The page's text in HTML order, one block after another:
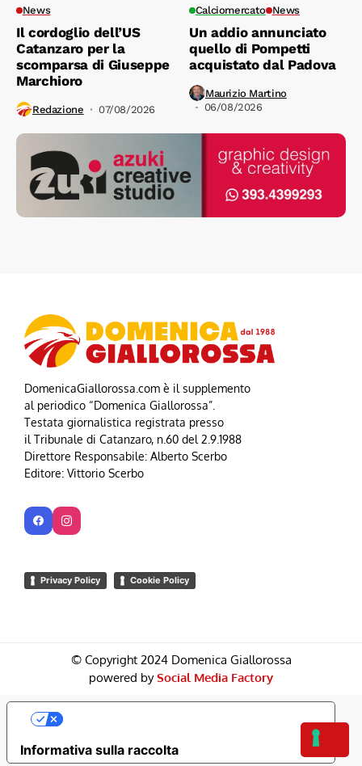
News
Il cordoglio dell’US
Catanzaro per la
scomparsa di Giuseppe
Marchioro
Redazione 07/08/2026
Calciomercato News
Un addio annunciato
quello di Pompetti
acquistato dal Padova
Maurizio Martino
06/08/2026
DomenicaGiallorossa.com è il supplemento
al periodico “Domenica Giallorossa”.
Testata giornalistica registrata presso
il Tribunale di Catanzaro, n.60 del 2.9.1988
Direttore Responsabile: Alberto Scerbo
Editore: Vittorio Scerbo
Privacy Policy Cookie Policy
© Copyright 2024 Domenica Giallorossa
powered bySocial Media Factory
Informativa sulla raccolta
Le Tue Preferenze Relative Alla Privacy